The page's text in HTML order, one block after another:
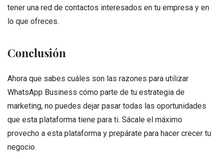
tener una red de contactos interesados en tu empresa y en
lo que ofreces.
Conclusión
Ahora que sabes cuáles son las razones para utilizar
WhatsApp Business cómo parte de tu estrategia de
marketing, no puedes dejar pasar todas las oportunidades
que esta plataforma tiene para ti. Sácale el máximo
provecho a esta plataforma y prepárate para hacer crecer tu
negocio.